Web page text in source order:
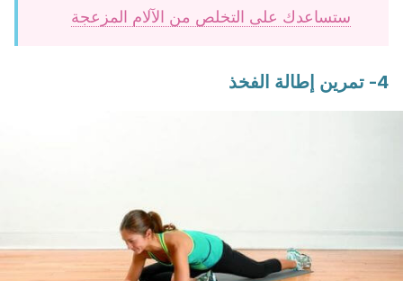
ستساعدك على التخلص من الآلام المزعجة
4- تمرين إطالة الفخذ